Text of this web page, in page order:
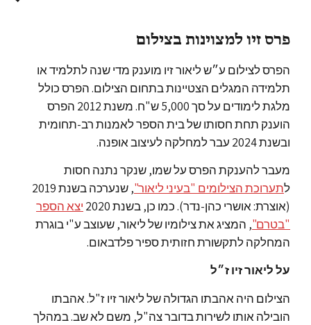
פרס זיו למצוינות בצילום
הפרס לצילום ע״ש ליאור זיו מוענק מדי שנה לתלמיד או
תלמידה המגלים הצטיינות בתחום הצילום. הפרס כולל
מלגת לימודים על סך 5,000 ש"ח. משנת 2012 הפרס
הוענק תחת חסותו של בית הספר לאמנות רב-תחומית
ובשנת 2024 עבר למחלקה לעיצוב אופנה.
מעבר להענקת הפרס על שמו, שנקר נתנה חסות
לתערוכת הצילומים "בעיני ליאור"
, שנערכה בשנת 2019
(אוצרת: אושרי כהן-נדר). כמו כן, בשנת 2020
יצא הספר
"בטרם", המציג את צילומיו של ליאור, שעוצב ע"י בוגרת
המחלקה לתקשורת חזותית ספיר פלדבאום.
על ליאור זיו ז״ל
הצילום היה אהבתו הגדולה של ליאור זיו ז"ל. אהבתו
הובילה אותו לשירות בדובר צה"ל, משם לא שב. במהלך